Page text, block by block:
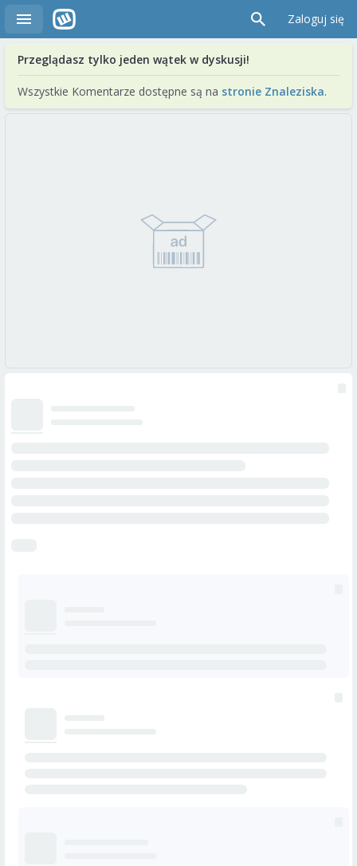
Zaloguj się
Przeglądasz tylko jeden wątek w dyskusji!
Wszystkie Komentarze dostępne są na stronie Znaleziska.